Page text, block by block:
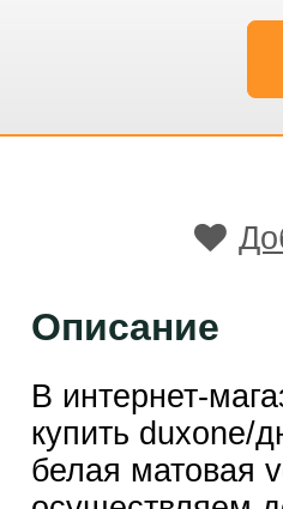
Описание
В интернет-
купить duxone/
белая матовая